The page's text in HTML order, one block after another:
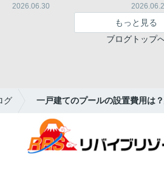
2026.06.30
もっと見る
ブログトップ
グ 一戸建てのプールの設置費用は